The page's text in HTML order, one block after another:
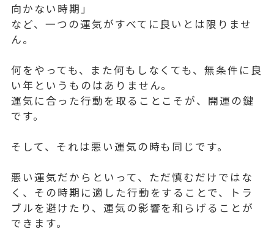
向かない時期」
など、一つの運気がすべてに良いとは限りませ
ん。
何をやっても、また何もしなくても、無条件に良
い年というものはありません。
運気に合った行動を取ることこそが、開運の鍵
です。
そして、それは悪い運気の時も同じです。
悪い運気だからといって、ただ慎むだけではな
く、その時期に適した行動をすることで、トラ
ブルを避けたり、運気の影響を和らげることが
できます。